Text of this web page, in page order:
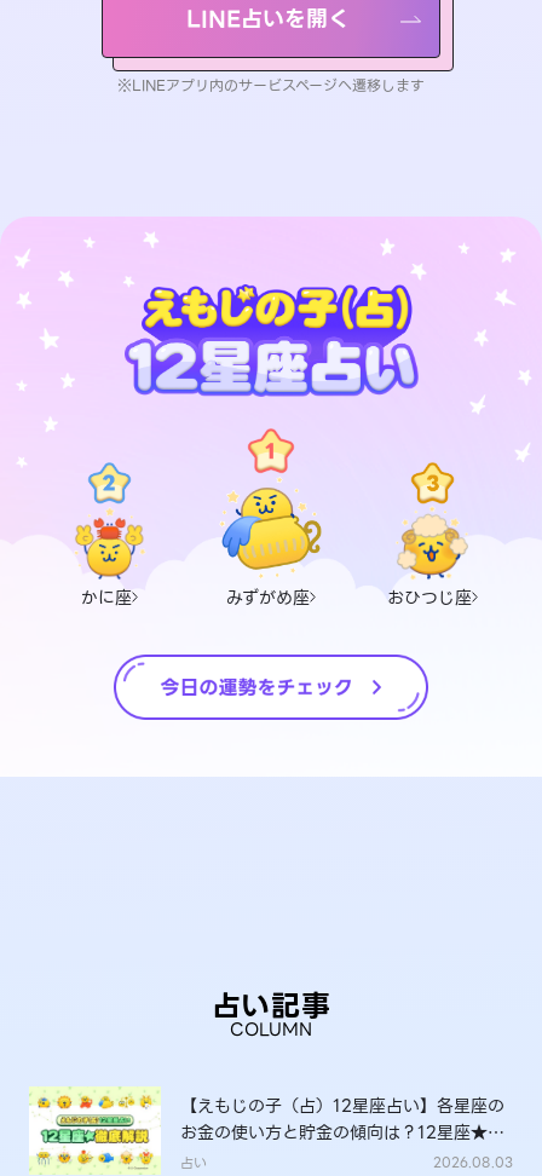
LINE占いを開く
※LINEアプリ内のサービスページへ遷移します
かに座 みずがめ座 おひつじ座
占い記事
COLUMN
【えもじの子（占）12星座占い】各星座の
お金の使い方と貯金の傾向は？12星座★徹
底解説
占い 2026.08.03